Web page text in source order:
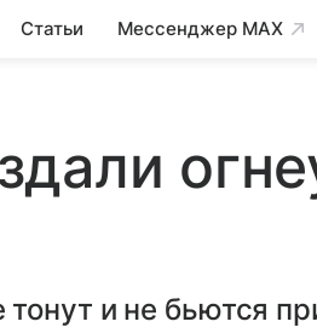
Статьи Мессенджер MAX
и не бьются